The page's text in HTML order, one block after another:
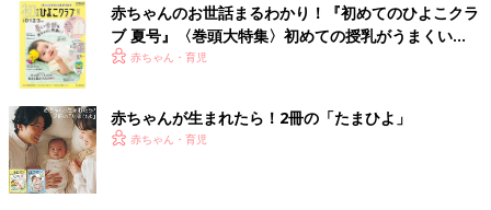
赤ちゃんのお世話まるわかり！『初めてのひよこクラ
ブ 夏号』〈巻頭大特集〉初めての授乳がうまくい
く！ おっぱい・ミルクの基本と夏のトラブル 解決テ
赤ちゃん・育児
赤ちゃんが生まれたら！2冊の「たまひよ」
赤ちゃん・育児